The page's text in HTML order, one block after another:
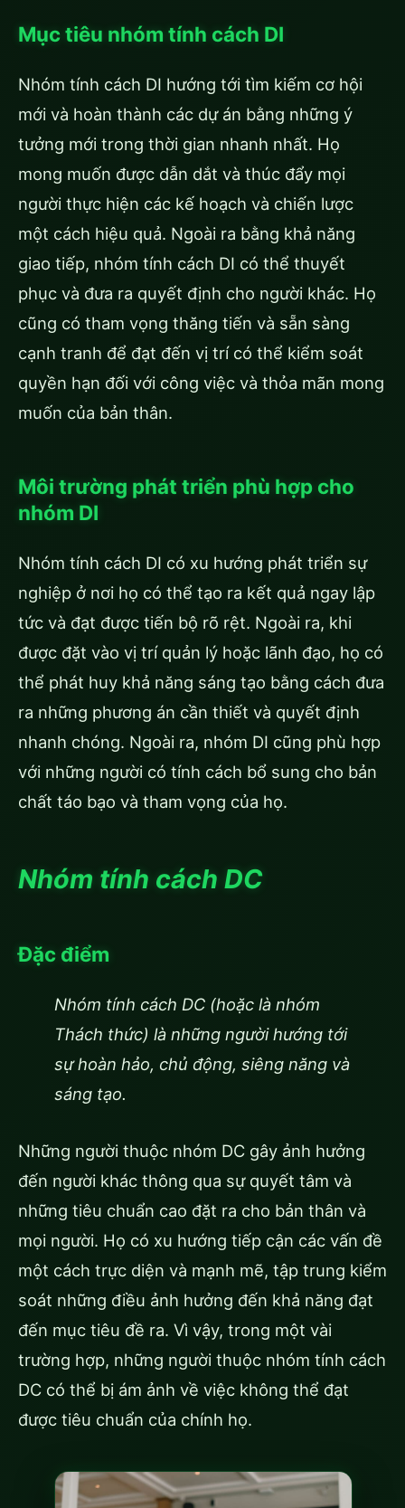
Mục tiêu nhóm tính cách DI
Nhóm tính cách DI hướng tới tìm kiếm cơ hội
mới và hoàn thành các dự án bằng những ý
tưởng mới trong thời gian nhanh nhất. Họ
mong muốn được dẫn dắt và thúc đẩy mọi
người thực hiện các kế hoạch và chiến lược
một cách hiệu quả. Ngoài ra bằng khả năng
giao tiếp, nhóm tính cách DI có thể thuyết
phục và đưa ra quyết định cho người khác. Họ
cũng có tham vọng thăng tiến và sẵn sàng
cạnh tranh để đạt đến vị trí có thể kiểm soát
quyền hạn đối với công việc và thỏa mãn mong
muốn của bản thân.
Môi trường phát triển phù hợp cho
nhóm DI
Nhóm tính cách DI có xu hướng phát triển sự
nghiệp ở nơi họ có thể tạo ra kết quả ngay lập
tức và đạt được tiến bộ rõ rệt. Ngoài ra, khi
được đặt vào vị trí quản lý hoặc lãnh đạo, họ có
thể phát huy khả năng sáng tạo bằng cách đưa
ra những phương án cần thiết và quyết định
nhanh chóng. Ngoài ra, nhóm DI cũng phù hợp
với những người có tính cách bổ sung cho bản
chất táo bạo và tham vọng của họ.
Nhóm tính cách DC
Đặc điểm
Nhóm tính cách DC (hoặc là nhóm
Thách thức) là những người hướng tới
sự hoàn hảo, chủ động, siêng năng và
sáng tạo.
Những người thuộc nhóm DC gây ảnh hưởng
đến người khác thông qua sự quyết tâm và
những tiêu chuẩn cao đặt ra cho bản thân và
mọi người. Họ có xu hướng tiếp cận các vấn đề
một cách trực diện và mạnh mẽ, tập trung kiểm
soát những điều ảnh hưởng đến khả năng đạt
đến mục tiêu đề ra. Vì vậy, trong một vài
trường hợp, những người thuộc nhóm tính cách
DC có thể bị ám ảnh về việc không thể đạt
được tiêu chuẩn của chính họ.